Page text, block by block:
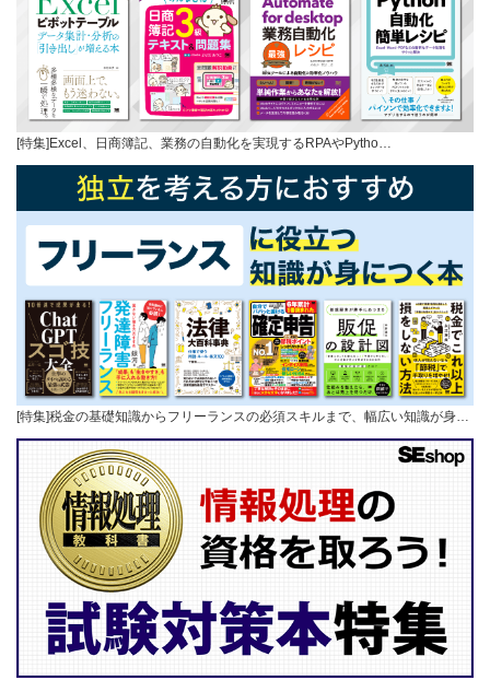
[特集]Excel、日商簿記、業務の自動化を実現するRPAやPytho…
[特集]税金の基礎知識からフリーランスの必須スキルまで、幅広い知識が身…